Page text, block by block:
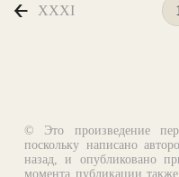
XXXI
© Это произведение
поскольку написано
назад, и опубликовано
момента публикации